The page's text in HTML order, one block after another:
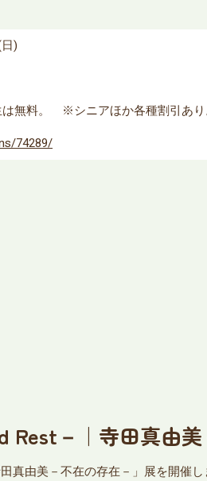
)
無料。 ※シニアほか各種割引あり
74289/
－｜寺田真由美
由美－不在の存在－」展を開催し